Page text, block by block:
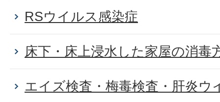
RSウイルス感染症
床下・床上浸水した家屋の消毒
エイズ検査・梅毒検査・肝炎ウ